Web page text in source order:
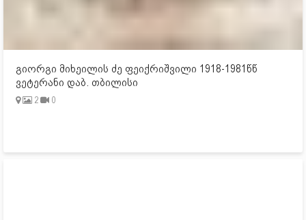
გიორგი მიხეილის ძე ფეიქრიშვილი 1918-1981წწ
ვეტერანი დაბ. თბილისი
2 0